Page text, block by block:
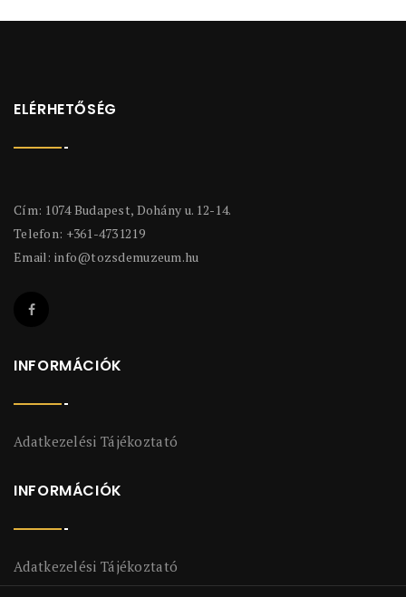
ELÉRHETŐSÉG
Cím: 1074 Budapest, Dohány u. 12-14.
Telefon: +361-4731219
Email: info@tozsdemuzeum.hu
INFORMÁCIÓK
Adatkezelési Tájékoztató
INFORMÁCIÓK
Adatkezelési Tájékoztató